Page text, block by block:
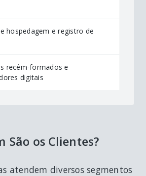
hospedagem e registro de
recém-formados e
digitais
São os Clientes?
atendem diversos segmentos